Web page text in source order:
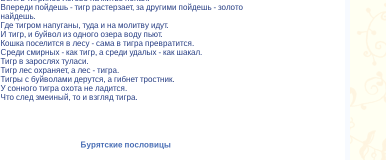
Впереди пойдешь - тигр растерзает, за другими пойдешь - золото
найдешь.
Где тигром напуганы, туда и на молитву идут.
И тигр, и буйвол из одного озера воду пьют.
Кошка поселится в лесу - сама в тигра превратится.
Среди смирных - как тигр, а среди удалых - как шакал.
Тигр в зарослях туласи.
Тигр лес охраняет, а лес - тигра.
Тигры с буйволами дерутся, а гибнет тростник.
У сонного тигра охота не ладится.
Что след змеиный, то и взгляд тигра.
Бурятские пословицы